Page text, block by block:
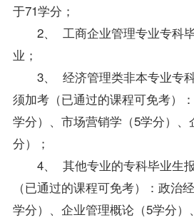
于71学分；
2、 工商企业管理专业专科
业；
3、 经济管理类非本专业专科
须加考（已通过的课程可免考）：
学分）、 市场营销学 （5学分）、
分）；
4、 其他专业的专科毕业生
（已通过的课程可免考）： 政治
学分）、 企业管理概论 （5学分